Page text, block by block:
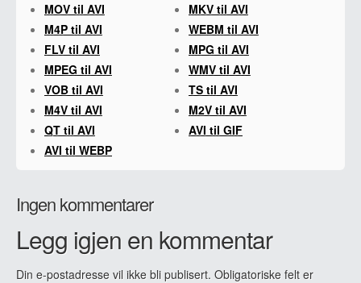
MOV til AVI
MKV til AVI
M4P til AVI
WEBM til AVI
FLV til AVI
MPG til AVI
MPEG til AVI
WMV til AVI
VOB til AVI
TS til AVI
M4V til AVI
M2V til AVI
QT til AVI
AVI til GIF
AVI til WEBP
Ingen kommentarer
Legg igjen en kommentar
Din e-postadresse vil ikke bli publisert. Obligatoriske felt er